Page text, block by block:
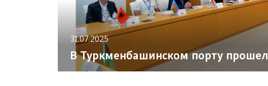
31.07.2025
В Туркменбашинском порту